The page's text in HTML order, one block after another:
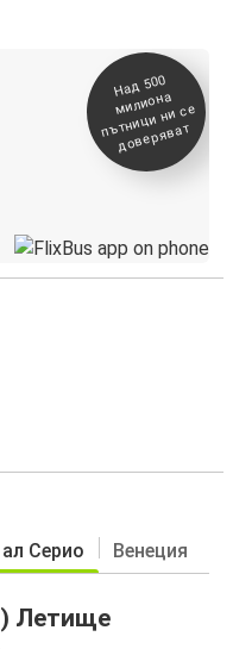
На
д 500
милиона
п
ътници ни се
доверяват
Серио Венеция
Летище